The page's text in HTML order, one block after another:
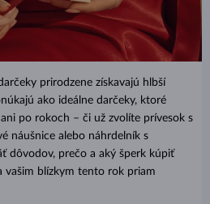
prirodzene získavajú hlbší
ako ideálne darčeky, ktoré
po rokoch – či už zvolíte prívesok s
náušnice alebo náhrdelník s
dôvodov, prečo a aký šperk kúpiť
vašim blízkym tento rok priam